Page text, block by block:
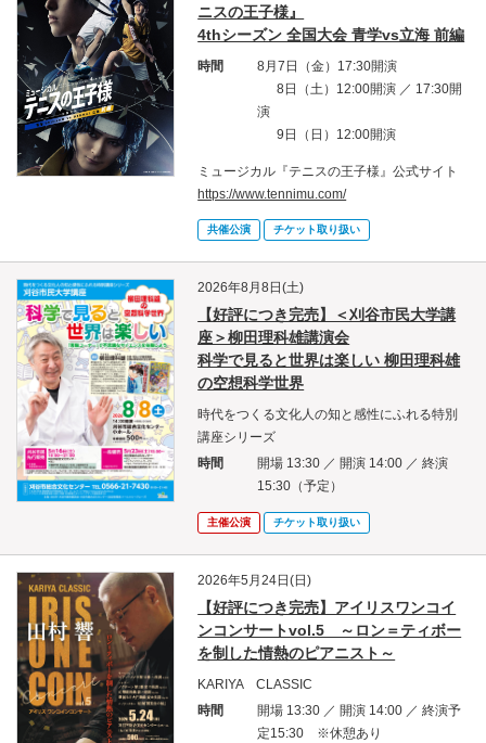
ニスの王子様』
4thシーズン 全国大会 青学vs立海 前編
時間
8月7日（金）17:30開演
8日（土）12:00開演 ／ 17:30開
演
9日（日）12:00開演
ミュージカル『テニスの王子様』公式サイト
https://www.tennimu.com/
共催公演 チケット取り扱い
2026年8月8日(土)
【好評につき完売】＜刈谷市民大学講
座＞柳田理科雄講演会
科学で見ると世界は楽しい 柳田理科雄
の空想科学世界
時代をつくる文化人の知と感性にふれる特別
講座シリーズ
時間
開場 13:30 ／ 開演 14:00 ／ 終演
15:30（予定）
主催公演 チケット取り扱い
2026年5月24日(日)
【好評につき完売】アイリスワンコイ
ンコンサートvol.5 ～ロン＝ティボー
を制した情熱のピアニスト～
KARIYA CLASSIC
時間
開場 13:30 ／ 開演 14:00 ／ 終演予
定15:30 ※休憩あり